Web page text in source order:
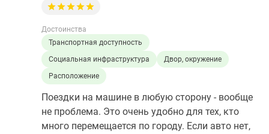
Достоинства
Транспортная доступность
Социальная инфраструктура
Двор, окружение
Расположение
Поездки на машине в любую сторону - вообще
не проблема. Это очень удобно для тех, кто
много перемещается по городу. Если авто нет,